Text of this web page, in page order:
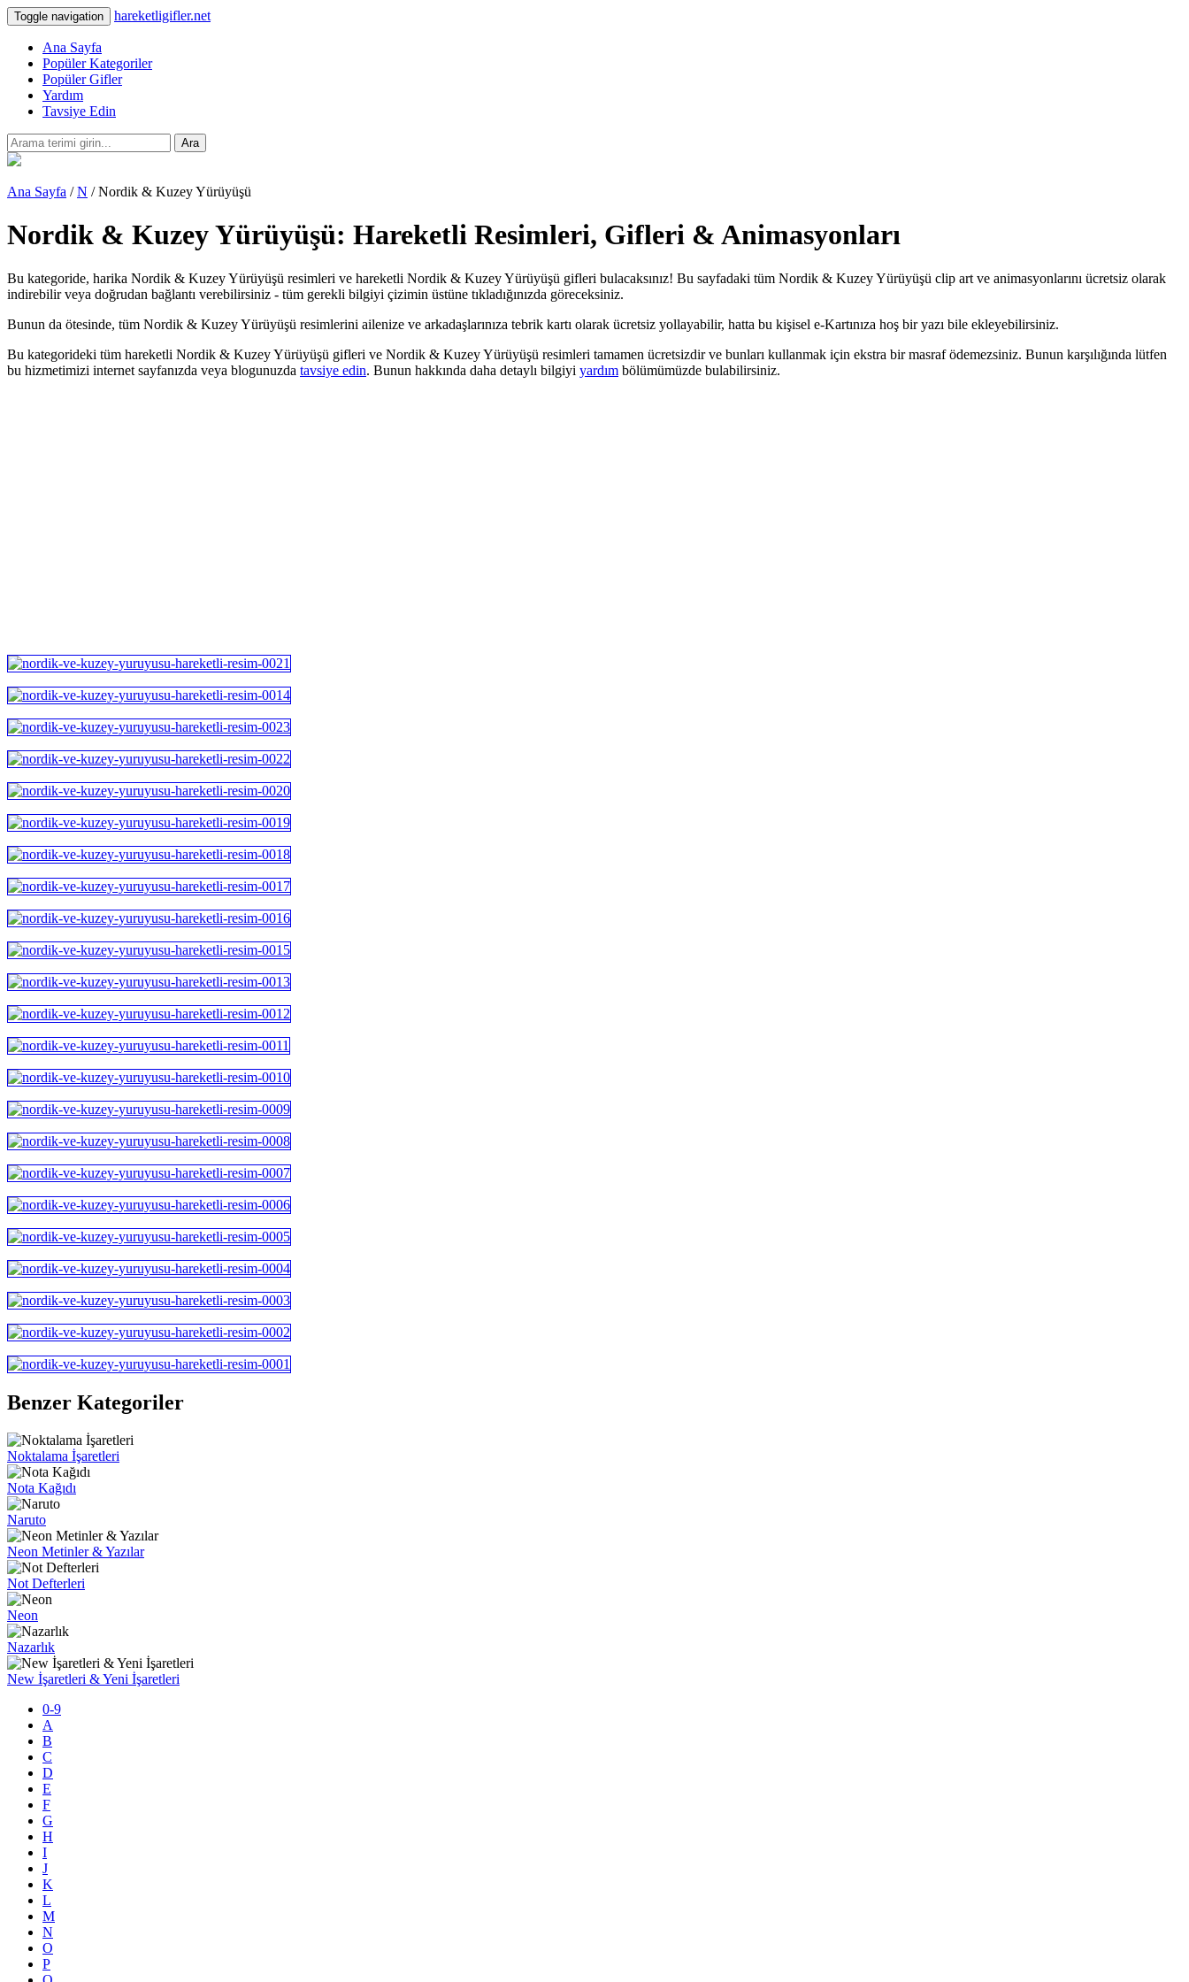
Toggle navigation hareketligifler.net
Ana Sayfa
Popüler Kategoriler
Popüler Gifler
Yardım
Tavsiye Edin
Ara
Ana Sayfa /N / Nordik & Kuzey Yürüyüşü
Nordik & Kuzey Yürüyüşü: Hareketli Resimleri, Gifleri & Animasyonları
Bu kategoride, harika Nordik & Kuzey Yürüyüşü resimleri ve hareketli Nordik & Kuzey Yürüyüşü gifleri bulacaksınız! Bu sayfadaki tüm Nordik & Kuzey Yürüyüşü clip art ve animasyonlarını ücretsiz olarak
indirebilir veya doğrudan bağlantı verebilirsiniz - tüm gerekli bilgiyi çizimin üstüne tıkladığınızda göreceksiniz.
Bunun da ötesinde, tüm Nordik & Kuzey Yürüyüşü resimlerini ailenize ve arkadaşlarınıza tebrik kartı olarak ücretsiz yollayabilir, hatta bu kişisel e-Kartınıza hoş bir yazı bile ekleyebilirsiniz.
Bu kategorideki tüm hareketli Nordik & Kuzey Yürüyüşü gifleri ve Nordik & Kuzey Yürüyüşü resimleri tamamen ücretsizdir ve bunları kullanmak için ekstra bir masraf ödemezsiniz. Bunun karşılığında lütfen
bu hizmetimizi internet sayfanızda veya blogunuzda tavsiye edin. Bunun hakkında daha detaylı bilgiyi yardım bölümümüzde bulabilirsiniz.
Benzer Kategoriler
Noktalama İşaretleri
Nota Kağıdı
Naruto
Neon Metinler & Yazılar
Not Defterleri
Neon
Nazarlık
New İşaretleri & Yeni İşaretleri
0-9
A
B
C
D
E
F
G
H
I
J
K
L
M
N
O
P